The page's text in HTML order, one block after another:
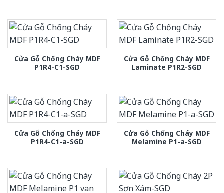
Cửa Gỗ Chống Cháy MDF
P1R4-C1-SGD
Cửa Gỗ Chống Cháy MDF
Laminate P1R2-SGD
Cửa Gỗ Chống Cháy MDF
P1R4-C1-a-SGD
Cửa Gỗ Chống Cháy MDF
Melamine P1-a-SGD